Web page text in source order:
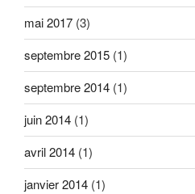
mai 2017 (3)
septembre 2015 (1)
septembre 2014 (1)
juin 2014 (1)
avril 2014 (1)
janvier 2014 (1)